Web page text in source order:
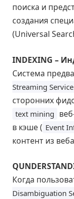
поиска и
создания
(Universal
INDEXING –
Система
Streaming Service
сторонних
text mining
в кэше ( Event
контент из
Когда
Disambiguation